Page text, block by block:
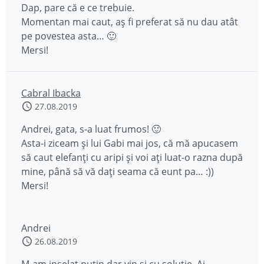
Dap, pare că e ce trebuie.
Momentan mai caut, aș fi preferat să nu dau atât
pe povestea asta… 🙂
Mersi!
Cabral Ibacka
27.08.2019
Andrei, gata, s-a luat frumos! 🙂
Asta-i ziceam și lui Gabi mai jos, că mă apucasem
să caut elefanți cu aripi și voi ați luat-o razna după
mine, până să vă dați seama că eunt pa… :))
Mersi!
Andrei
26.08.2019